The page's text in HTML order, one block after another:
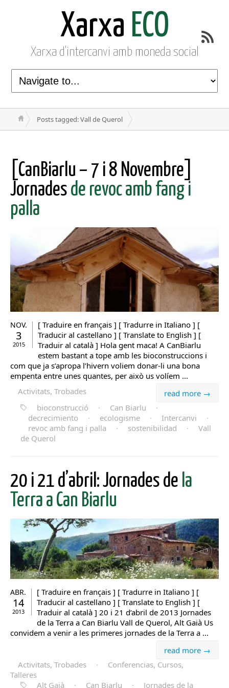
Xarxa ECO
Xarxa d'intercanvi amb moneda social
Posts tagged: Vall de Querol
[CanBiarlu – 7 i 8 Novembre]
Jornades de revoc amb fang i
palla
NOV.
3
2015
[ Traduire en français ] [ Tradurre in Italiano ] [
Traducir al castellano ] [ Translate to English ] [
Traduir al català ] Hola gent maca! A CanBiarlu
estem bastant a tope amb les bioconstruccions i
com que ja s’apropa l’hivern voliem donar-li una bona
empenta entre unes quantes, per això us volíem ...
read more →
Activitats, Trobades
bioconstrucció
· Can Biarlu
·
decrecimiento
· ecologisme · Intercanvi
·
revoc amb fang i palla
· sostenibilidad ·
Vall
de Querol
20 i 21 d’abril: Jornades de la
Terra a Can Biarlu
ABR.
14
2013
[ Traduire en français ] [ Tradurre in Italiano ] [
Traducir al castellano ] [ Translate to English ] [
Traduir al català ] 20 i 21 d’abril de 2013 Jornades
de la Terra a Can Biarlu Vall de Querol, Alt Gaià Us
convidem a venir a les primeres jornades de la Terra a ...
read more →
Activitats, Trobades
·
Conferencias, Cursos,
Talleres
Alt Gaià
· Can Biarlu · Jornades de la